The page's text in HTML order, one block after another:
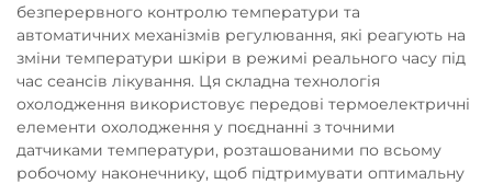
безперервного контролю температури та
автоматичних механізмів регулювання, які реагують на
зміни температури шкіри в режимі реального часу під
час сеансів лікування. Ця складна технологія
охолодження використовує передові термоелектричні
елементи охолодження у поєднанні з точними
датчиками температури, розташованими по всьому
робочому наконечнику, щоб підтримувати оптимальну